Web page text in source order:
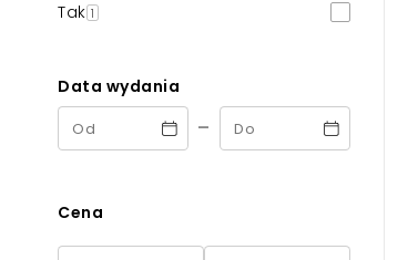
Tak 1
Data wydania
-
Cena